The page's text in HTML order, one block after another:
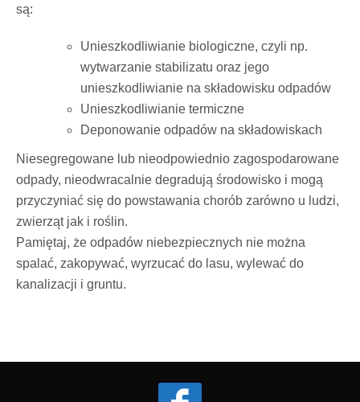
są:
Unieszkodliwianie biologiczne, czyli np.
wytwarzanie stabilizatu oraz jego
unieszkodliwianie na składowisku odpadów
Unieszkodliwianie termiczne
Deponowanie odpadów na składowiskach
Niesegregowane lub nieodpowiednio zagospodarowane
odpady, nieodwracalnie degradują środowisko i mogą
przyczyniać się do powstawania chorób zarówno u ludzi,
zwierząt jak i roślin.
Pamiętaj, że odpadów niebezpiecznych nie można
spalać, zakopywać, wyrzucać do lasu, wylewać do
kanalizacji i gruntu.